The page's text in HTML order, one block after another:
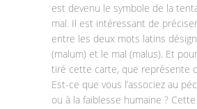
est devenu le symbole de la
mal. Il est intéressant de préciser
entre les deux mots latins
(malum) et le mal (malus). Et
tiré cette carte, que représente
Est-ce que vous l’associez au
ou à la faiblesse humaine ?